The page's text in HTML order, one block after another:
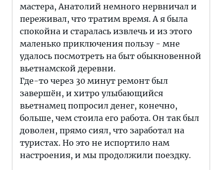
мастера, Анатолий немного нервничал и
переживал, что тратим время. А я была
спокойна и старалась извлечь и из этого
маленько приключения пользу - мне
удалось посмотреть на быт обыкновенной
вьетнамской деревни.
Где-то через 30 минут ремонт был
завершён, и хитро улыбающийся
вьетнамец попросил денег, конечно,
больше, чем стоила его работа. Он так был
доволен, прямо сиял, что заработал на
туристах. Но это не испортило нам
настроения, и мы продолжили поездку.